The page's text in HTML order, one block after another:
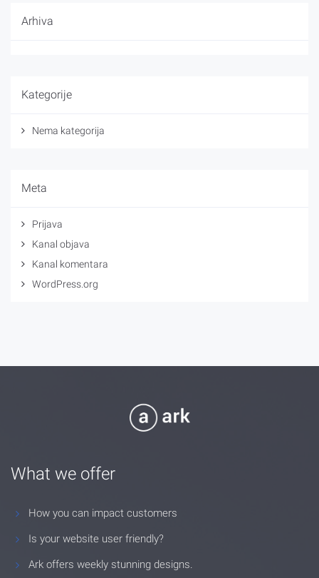
Arhiva
Kategorije
Nema kategorija
Meta
Prijava
Kanal objava
Kanal komentara
WordPress.org
What we offer
How you can impact customers
Is your website user friendly?
Ark offers weekly stunning designs.